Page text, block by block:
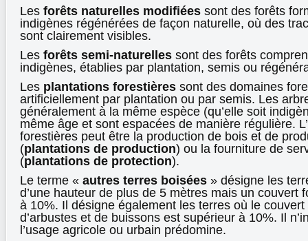
Les forêts naturelles modifiées sont des forêts
indigènes régénérées de façon naturelle, où des
sont clairement visibles.
Les forêts semi-naturelles sont des forêts
indigènes, établies par plantation, semis ou
Les plantations forestières sont des domaines
artificiellement par plantation ou par semis. Les
généralement à la même espèce (qu’elle soit
même âge et sont espacées de manière régulière.
forestières peut être la production de bois et de
(plantations de production) ou la fourniture de
(plantations de protection).
Le terme « autres terres boisées » désigne les
d’une hauteur de plus de 5 mètres mais un couvert
à 10%. Il désigne également les terres où le couvert
d’arbustes et de buissons est supérieur à 10%. Il
l’usage agricole ou urbain prédomine.